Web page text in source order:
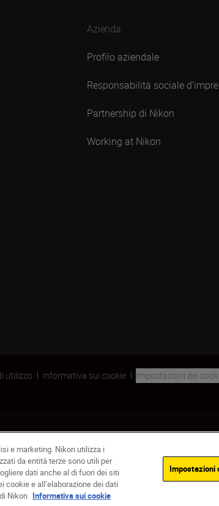
Azienda
Profilo aziendale
Responsabilità sociale
Partnership di Nikon
Working at Nikon
utilizzo Informativa sui cookie
Impostazioni dei
e marketing. Nikon utilizza i
da entità terze sono utili per
dati anche al di fuori dei siti
cookie e all’elaborazione dei dati
Nikon. Informativa sui cookie
Impostazioni